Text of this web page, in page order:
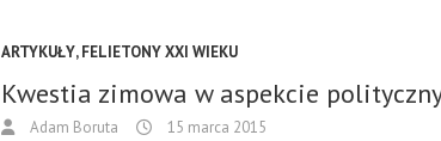
ARTYKUŁY,FELIETONY XXI WIEKU
Kwestia zimowa w aspekcie
Adam Boruta 15 marca 2015